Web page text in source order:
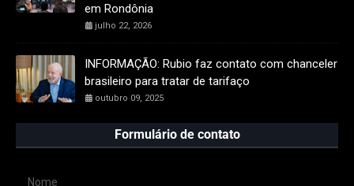
em Rondônia
julho 22, 2026
INFORMAÇÃO: Rubio faz contato com chanceler
brasileiro para tratar de tarifaço
outubro 09, 2025
Formulário de contato
Nome